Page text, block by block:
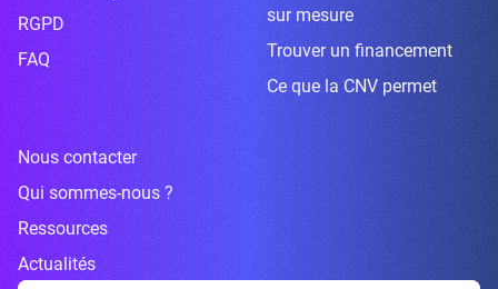
RGPD
FAQ
sur mesure
Trouver un financement
Ce que la CNV permet
Nous contacter
Qui sommes-nous ?
Ressources
Actualités